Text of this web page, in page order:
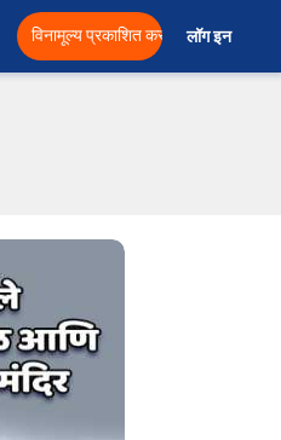
विनामूल्य प्रकाशित करा लॉग इन